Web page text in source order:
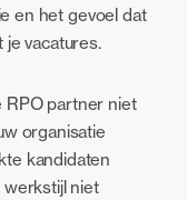
en het gevoel dat
vacatures.
RPO partner niet
organisatie
kandidaten
werkstijl niet